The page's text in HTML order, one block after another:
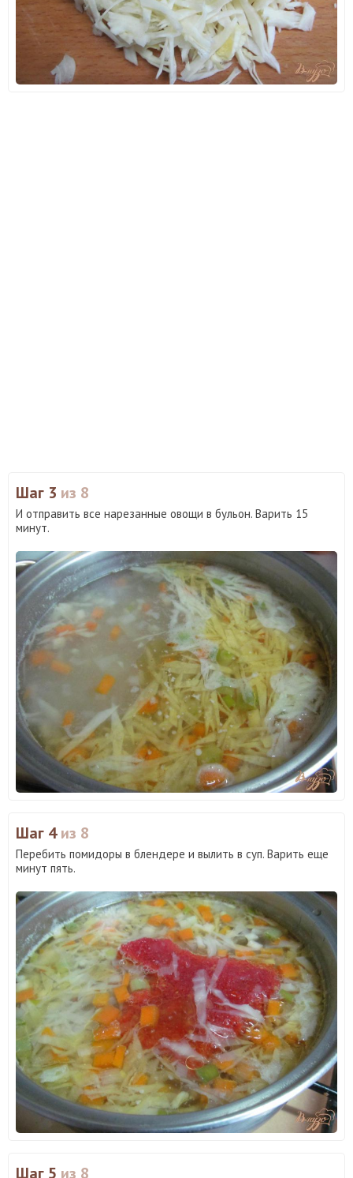
Шаг 3 из 8
И отправить все нарезанные овощи в бульон. Варить 15
минут.
Шаг 4из 8
Перебить помидоры в блендере и вылить в суп. Варить еще
минут пять.
Шаг 5 из 8